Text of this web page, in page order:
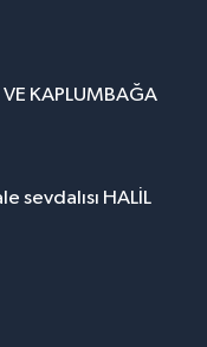
KAPLUMBAĞA
sevdalısı HALİL